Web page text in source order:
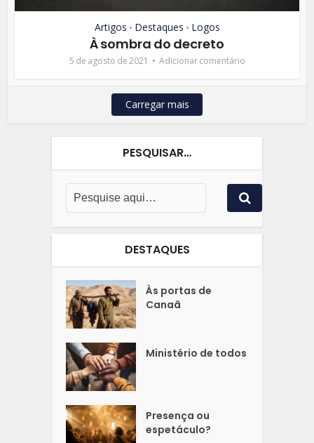
Artigos • Destaques • Logos
À sombra do decreto
5 de agosto de 2021 Adicionar comentário
Carregar mais
PESQUISAR…
DESTAQUES
Às portas de
Canaã
Ministério de todos
Presença ou
espetáculo?